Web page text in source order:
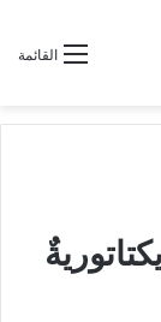
القائمة